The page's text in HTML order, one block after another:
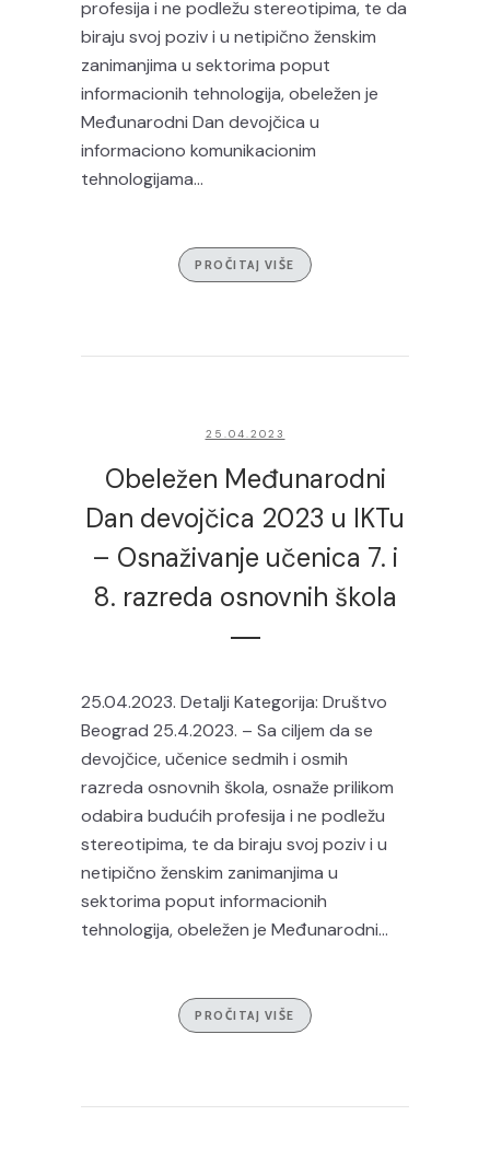
profesija i ne podležu stereotipima, te da
biraju svoj poziv i u netipično ženskim
zanimanjima u sektorima poput
informacionih tehnologija, obeležen je
Međunarodni Dan devojčica u
informaciono komunikacionim
tehnologijama...
PROČITAJ VIŠE
25.04.2023
Obeležen Međunarodni
Dan devojčica 2023 u IKTu
– Osnaživanje učenica 7. i
8. razreda osnovnih škola
25.04.2023. Detalji Kategorija: Društvo
Beograd 25.4.2023. – Sa ciljem da se
devojčice, učenice sedmih i osmih
razreda osnovnih škola, osnaže prilikom
odabira budućih profesija i ne podležu
stereotipima, te da biraju svoj poziv i u
netipično ženskim zanimanjima u
sektorima poput informacionih
tehnologija, obeležen je Međunarodni...
PROČITAJ VIŠE